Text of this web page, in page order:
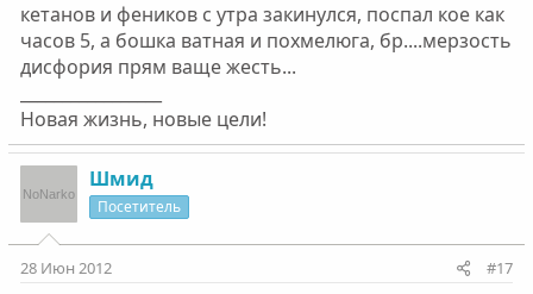
кетанов и феников с утра закинулся, поспал кое как
часов 5, а бошка ватная и похмелюга, бр....мерзость
дисфория прям ваще жесть...
Новая жизнь, новые цели!
Шмид
Посетитель
28 Июн 2012 #17